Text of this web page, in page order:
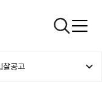
검색창
찰공고